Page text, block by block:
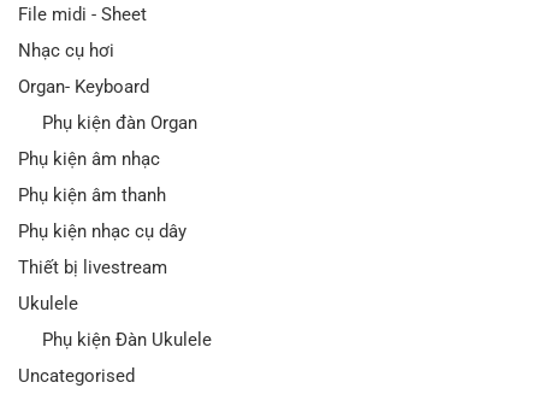
File midi - Sheet
Nhạc cụ hơi
Organ- Keyboard
Phụ kiện đàn Organ
Phụ kiện âm nhạc
Phụ kiện âm thanh
Phụ kiện nhạc cụ dây
Thiết bị livestream
Ukulele
Phụ kiện Đàn Ukulele
Uncategorised